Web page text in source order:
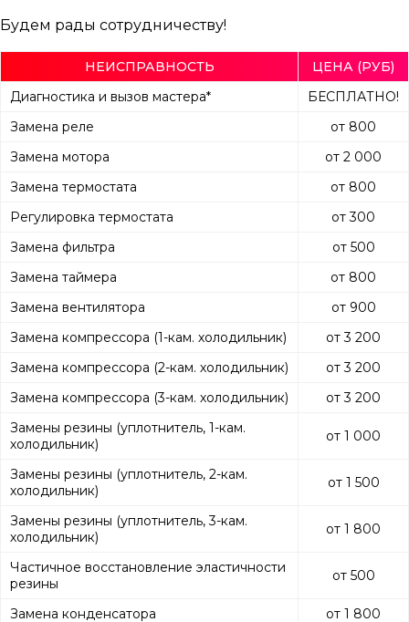
Будем рады сотрудничеству!
НЕИСПРАВНОСТЬ
ЦЕНА (РУБ)
Диагностика и вызов мастера*
БЕСПЛАТНО!
Замена реле
от 800
Замена мотора
от 2 000
Замена термостата
от 800
Регулировка термостата
от 300
Замена фильтра
от 500
Замена таймера
от 800
Замена вентилятора
от 900
Замена компрессора (1-кам. холодильник)
от 3 200
Замена компрессора (2-кам. холодильник)
от 3 200
Замена компрессора (3-кам. холодильник)
от 3 200
Замены резины (уплотнитель, 1-кам.
холодильник)
от 1 000
Замены резины (уплотнитель, 2-кам.
холодильник)
от 1 500
Замены резины (уплотнитель, 3-кам.
холодильник)
от 1 800
Частичное восстановление эластичности
резины
от 500
Замена конденсатора от 1 800